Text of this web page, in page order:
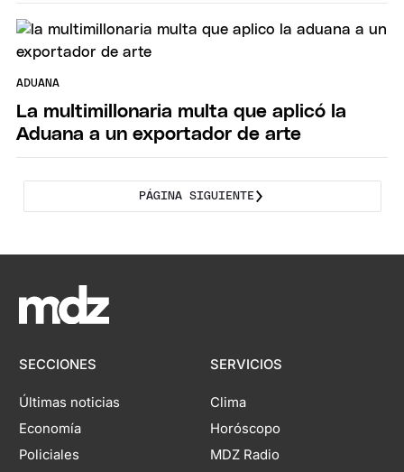
ADUANA
La multimillonaria multa que aplicó la
Aduana a un exportador de arte
PÁGINA SIGUIENTE
SECCIONES
Últimas noticias
Economía
Policiales
SERVICIOS
Clima
Horóscopo
MDZ Radio